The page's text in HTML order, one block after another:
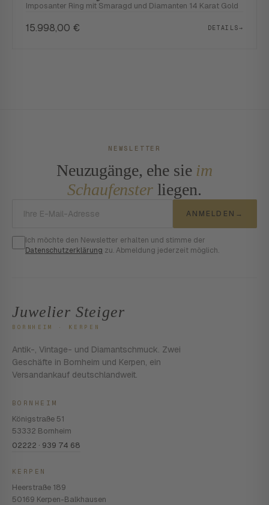
Imposanter Ring mit Smaragd und Diamanten 14 Karat Gold
15.998,00 € DETAILS→
NEWSLETTER
Neuzugänge, ehe sie im
Schaufensterliegen.
ANMELDEN →
Ich möchte den Newsletter erhalten und stimme der
Datenschutzerklärung zu. Abmeldung jederzeit möglich.
Juwelier Steiger
BORNHEIM · KERPEN
Antik-, Vintage- und Diamantschmuck. Zwei
Geschäfte in Bornheim und Kerpen, ein
Versandankauf deutschlandweit.
BORNHEIM
Königstraße 51
53332 Bornheim
02222 · 939 74 68
KERPEN
Heerstraße 189
50169 Kerpen-Balkhausen